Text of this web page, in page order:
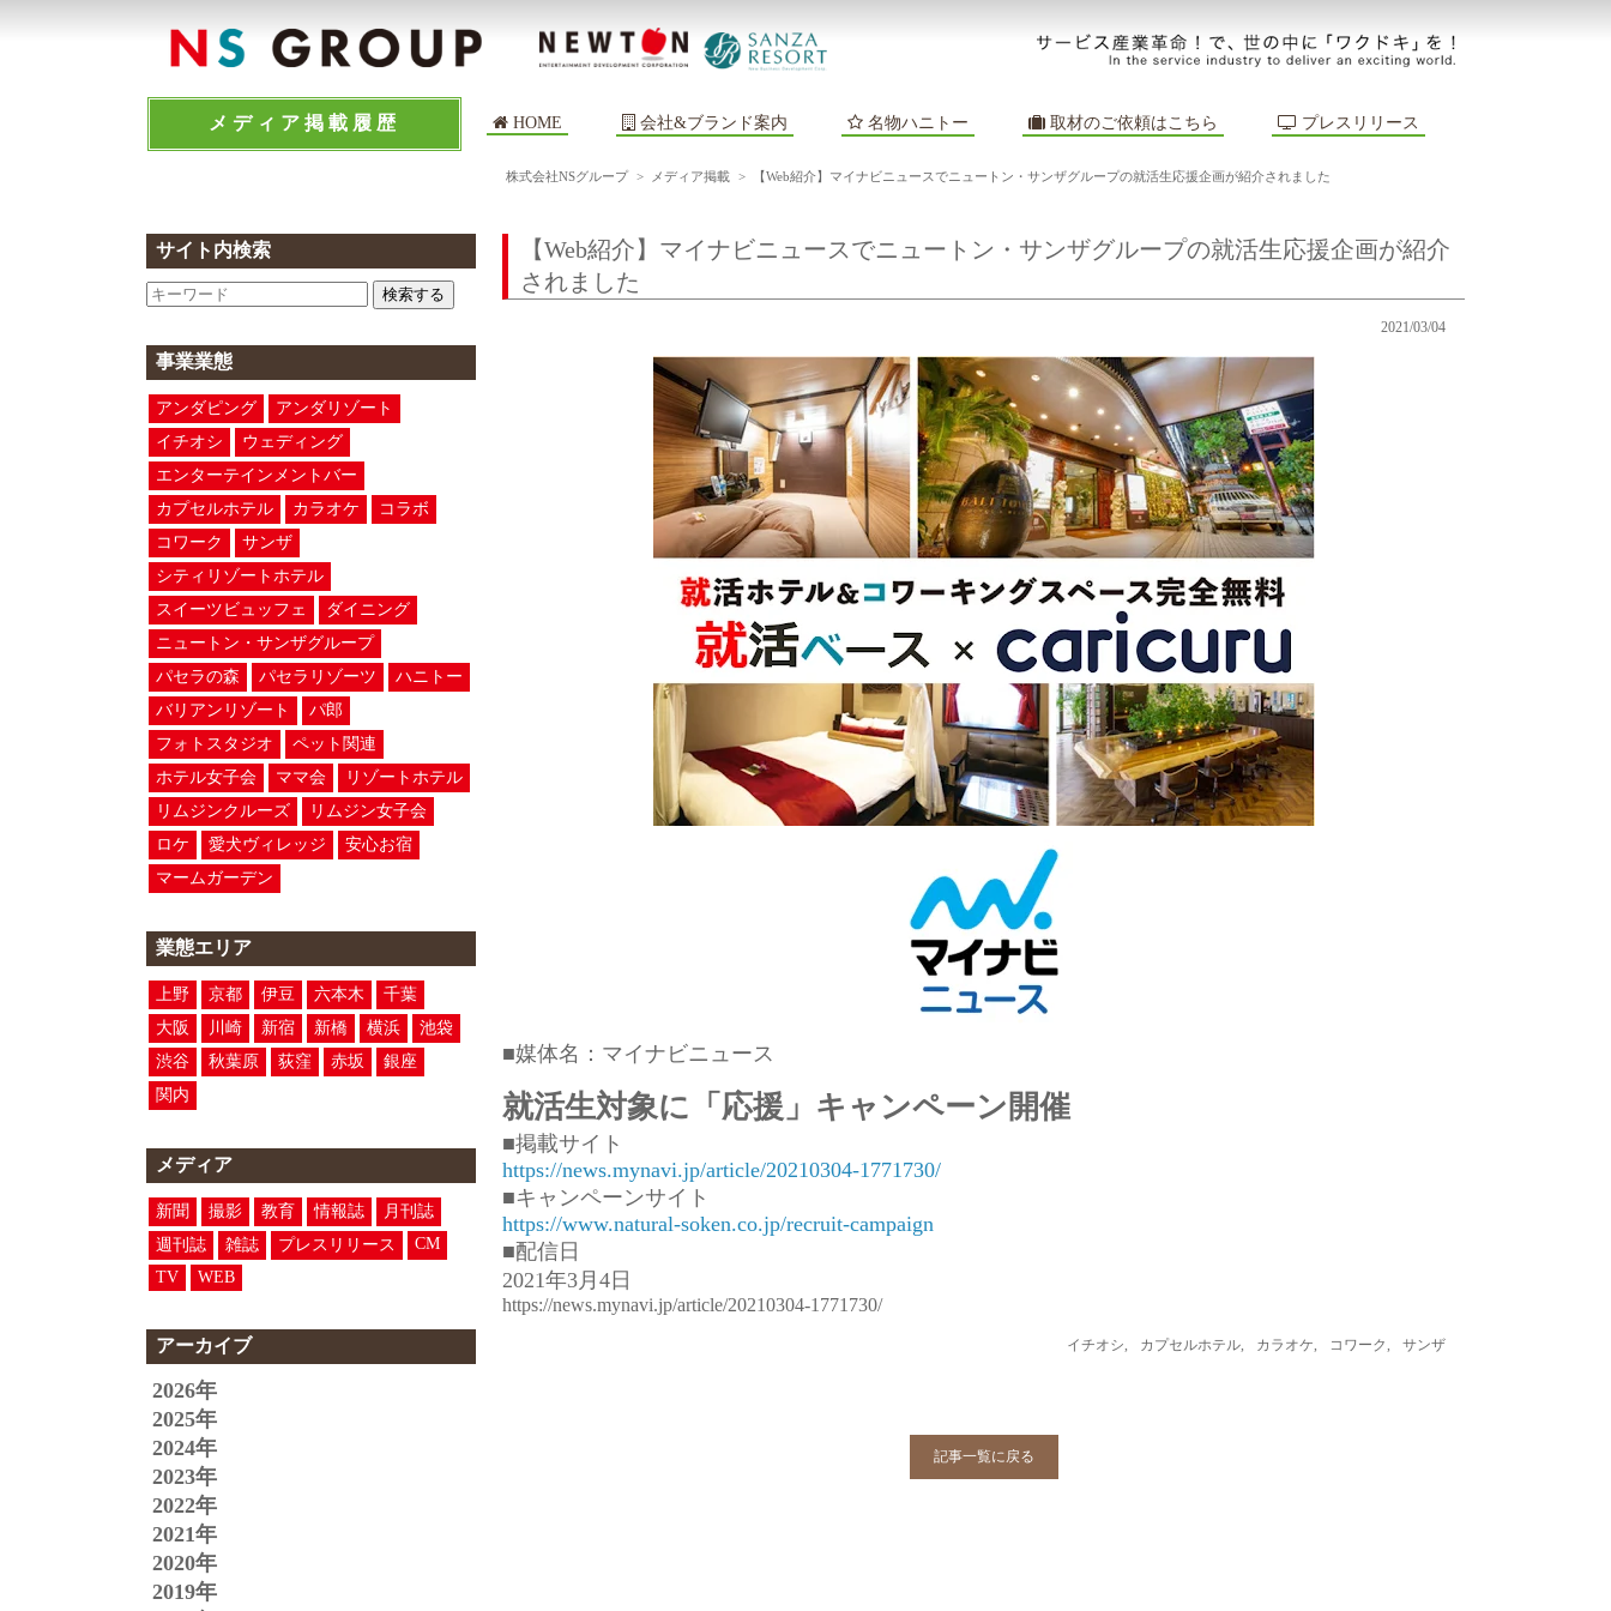
メディア掲載履歴 HOME 会社&ブランド案内 名物ハニトー 取材のご依頼はこちら プレスリリース
株式会社NSグループ > メディア掲載 > 【Web紹介】マイナビニュースでニュートン・サンザグループの就活生応援企画が紹介されました
サイト内検索
検索する
事業業態
アンダピング
アンダリゾート
イチオシ
ウェディング
エンターテインメントバー
カプセルホテル
カラオケ
コラボ
コワーク
サンザ
シティリゾートホテル
スイーツビュッフェ
ダイニング
ニュートン・サンザグループ
パセラの森
パセラリゾーツ
ハニトー
バリアンリゾート
パ郎
フォトスタジオ
ペット関連
ホテル女子会
ママ会
リゾートホテル
リムジンクルーズ
リムジン女子会
ロケ
愛犬ヴィレッジ
安心お宿
マームガーデン
業態エリア
上野 京都 伊豆 六本木
千葉
大阪
川崎 新宿 新橋 横浜
池袋
渋谷
秋葉原 荻窪 赤坂
銀座
関内
メディア
新聞 撮影 教育 情報誌
月刊誌
週刊誌
雑誌 プレスリリース
CM
TV
WEB
アーカイブ
2026年
2025年
2024年
2023年
2022年
2021年
2020年
2019年
【Web紹介】マイナビニュースでニュートン・サンザグループの就活生応援企画が紹介
されました
2021/03/04
■媒体名：マイナビニュース
就活生対象に「応援」キャンペーン開催
■掲載サイト
https://news.mynavi.jp/article/20210304-1771730/
■キャンペーンサイト
https://www.natural-soken.co.jp/recruit-campaign
■配信日
2021年3月4日
https://news.mynavi.jp/article/20210304-1771730/
イチオシ, カプセルホテル, カラオケ, コワーク, サンザ
記事一覧に戻る